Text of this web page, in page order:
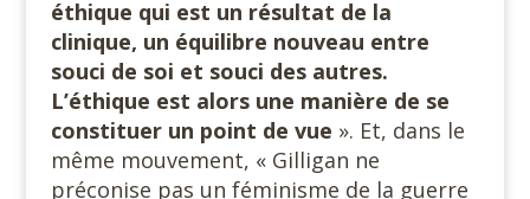
éthique qui est un résultat de la
clinique, un équilibre nouveau entre
souci de soi et souci des autres.
L’éthique est alors une manière de se
constituer un point de vue ». Et, dans le
même mouvement, « Gilligan ne
préconise pas un féminisme de la guerre